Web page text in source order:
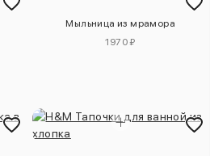
Мыльница из мрамора
1970 ₽